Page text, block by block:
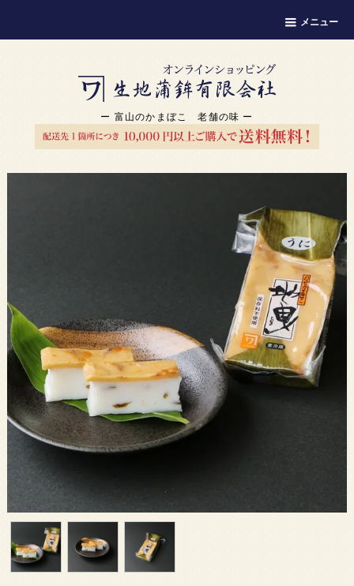
メニュー
ー 富山のかまぼこ 老舗の味 ー